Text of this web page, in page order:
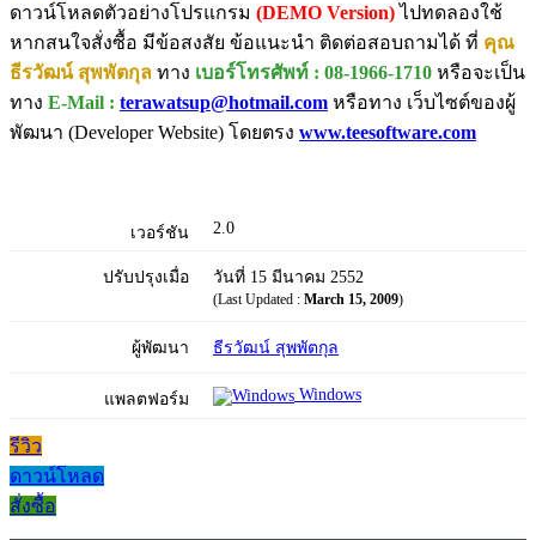
ดาวน์โหลดตัวอย่างโปรแกรม (DEMO Version) ไปทดลองใช้
หากสนใจสั่งซื้อ มีข้อสงสัย ข้อแนะนำ ติดต่อสอบถามได้ ที่ คุณ
ธีรวัฒน์ สุพพัตกุล ทาง เบอร์โทรศัพท์ : 08-1966-1710 หรือจะเป็น
ทาง E-Mail : terawatsup@hotmail.com หรือทาง เว็บไซต์ของผู้
พัฒนา (Developer Website) โดยตรง www.teesoftware.com
เวอร์ชัน 2.0
ปรับปรุงเมื่อ วันที่ 15 มีนาคม 2552
(Last Updated : March 15, 2009)
ผู้พัฒนา ธีรวัฒน์ สุพพัตกุล
แพลตฟอร์ม Windows
รีวิว
ดาวน์โหลด
สั่งซื้อ